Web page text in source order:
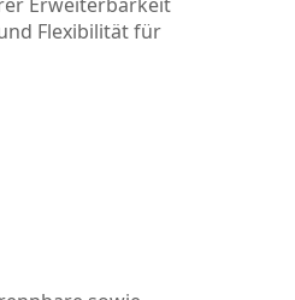
Flexibilität für